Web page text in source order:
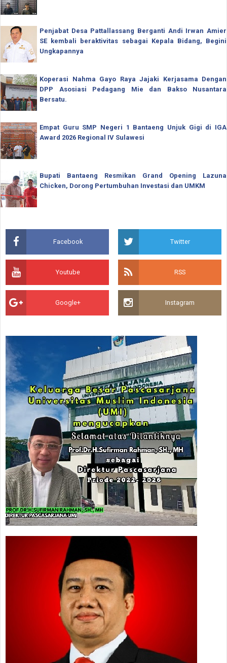
Penjabat Desa Pattallassang Berganti Andi Irwan Amier
SE kembali beraktivitas sebagai Kepala Bidang, Begini
Ungkapannya
Koperasi Nahma Gayo Raya Jajaki Kerjasama Dengan
DPP Asosiasi Pedagang Mie dan Bakso Nusantara
Bersatu.
Empat Guru SMP Negeri 1 Bantaeng Unjuk Gigi di IGA
Award 2026 Regional IV Sulawesi
Bupati Bantaeng Resmikan Grand Opening Lazuna
Chicken, Dorong Pertumbuhan Investasi dan UMKM
Facebook Twitter
Youtube RSS
Google+ Instagram